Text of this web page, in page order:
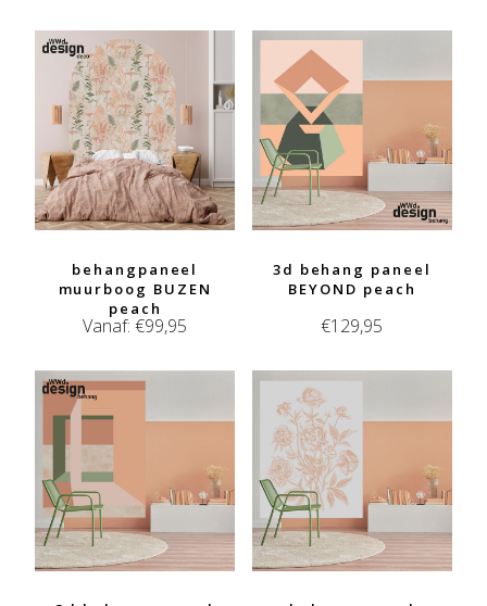
behangpaneel
muurboog BUZEN
peach
Vanaf:€99,95
3d behang paneel
BEYOND peach
€129,95